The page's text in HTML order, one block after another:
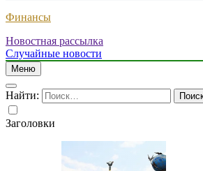
Финансы
Новостная рассылка
Случайные новости
Меню
Найти:
Заголовки